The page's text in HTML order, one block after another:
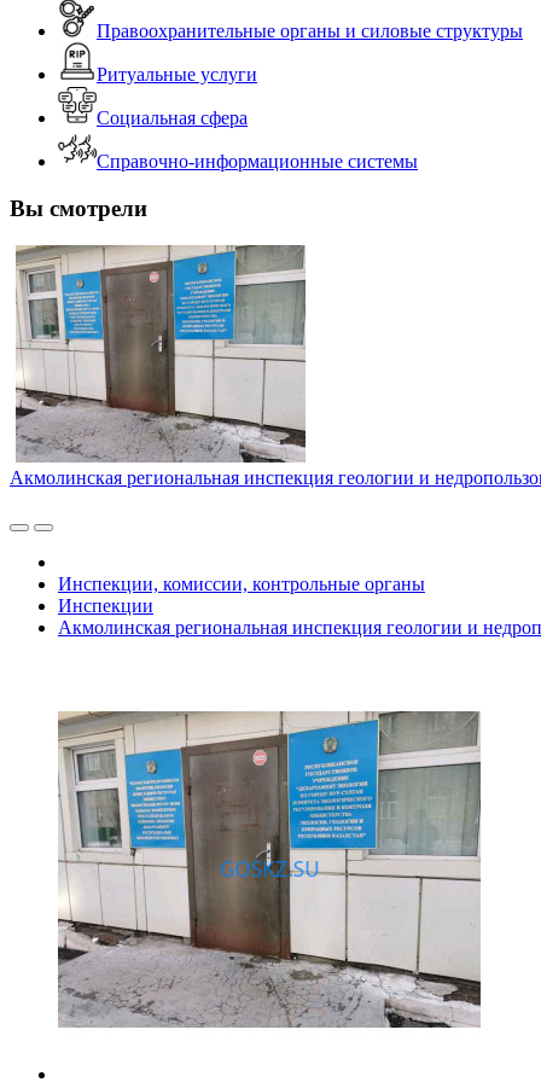
Правоохранительные органы и силовые структуры
Ритуальные услуги
Социальная сфера
Справочно-информационные системы
Вы смотрели
Акмолинская региональная инспекция геологии и
Инспекции, комиссии, контрольные органы
Инспекции
Акмолинская региональная инспекция геологии и